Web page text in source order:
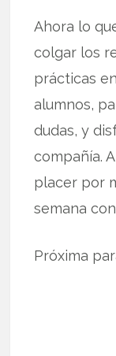
Ahora lo
colgar los
prácticas
alumnos,
dudas, y
compañía.
placer por
semana
Próxima